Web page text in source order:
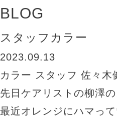
BLOG
スタッフカラー
2023.09.13
カラー スタッフ 佐々木
先日ケアリストの柳澤
最近オレンジにハマっ